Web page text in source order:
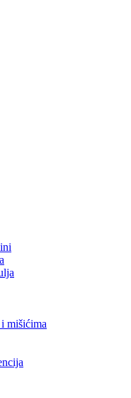
mišićima